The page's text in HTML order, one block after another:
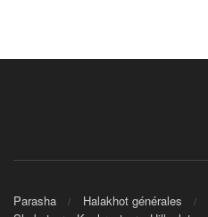
Parasha Halakhot générales